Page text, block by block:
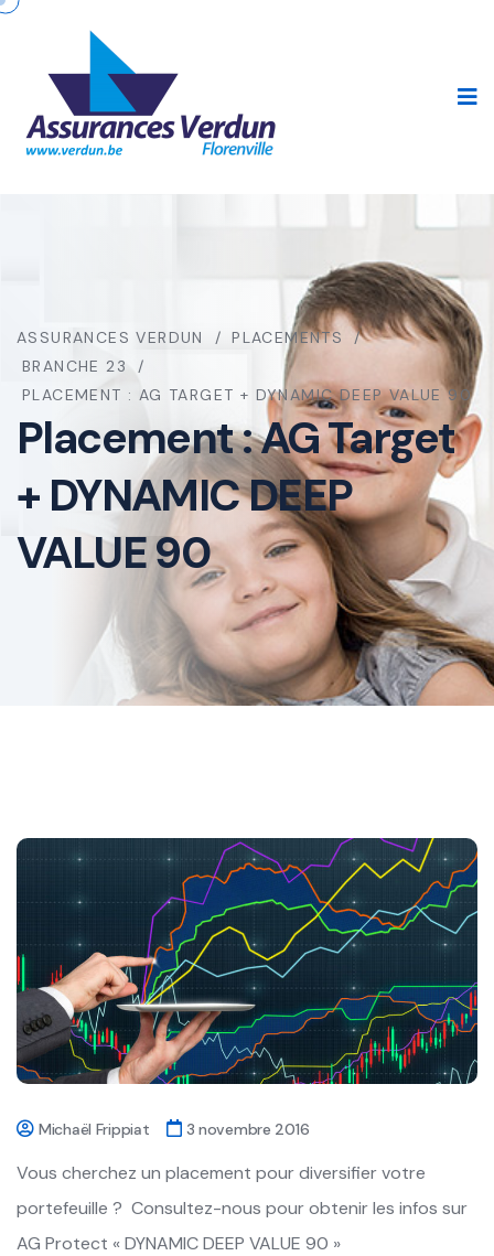
ASSURANCES VERDUN
PLACEMENTS
BRANCHE 23
PLACEMENT : AG TARGET + DYNAMIC DEEP VALUE 90
Placement : AG Target
+ DYNAMIC DEEP
VALUE 90
Michaël Frippiat 3 novembre 2016
Vous cherchez un placement pour diversifier votre
portefeuille ? Consultez-nous pour obtenir les infos sur
AG Protect « DYNAMIC DEEP VALUE 90 »